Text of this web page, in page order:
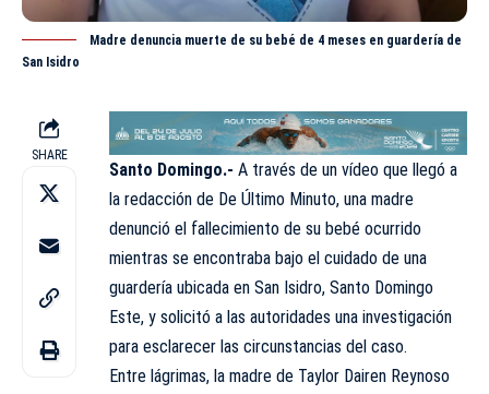
Madre denuncia muerte de su bebé de 4 meses en guardería de
San Isidro
SHARE
Santo Domingo.- A través de un vídeo que llegó a
la redacción de De Último Minuto, una madre
denunció el fallecimiento de su bebé ocurrido
mientras se encontraba bajo el cuidado de una
guardería ubicada en San Isidro, Santo Domingo
Este, y solicitó a las autoridades una investigación
para esclarecer las circunstancias del caso.
Entre lágrimas, la madre de Taylor Dairen Reynoso